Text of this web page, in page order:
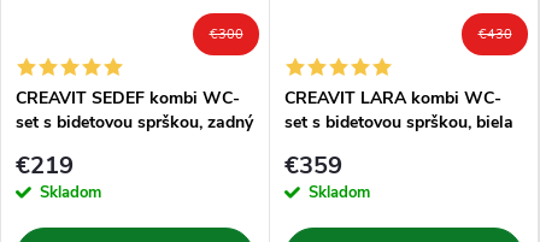
€300
CREAVIT SEDEF kombi WC-
set s bidetovou sprškou, zadný
€219
Skladom
€430
CREAVIT LARA kombi WC-
set s bidetovou sprškou, biela
€359
Skladom